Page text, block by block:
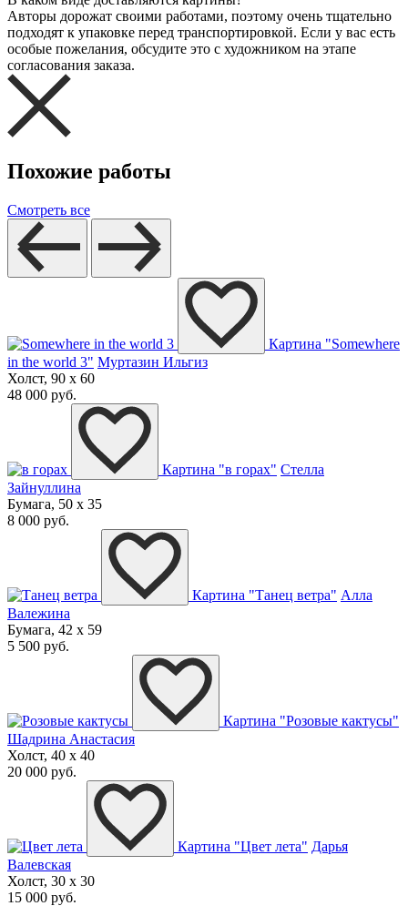
Авторы дорожат своими работами, поэтому очень тщательно
подходят к упаковке перед транспортировкой. Если у вас есть
особые пожелания, обсудите это с художником на этапе
согласования заказа.
Похожие работы
Смотреть все
Картина "Somewhere
in the world 3" Муртазин Ильгиз
Холст, 90 x 60
48 000 руб.
Картина "в горах" Стелла
Зайнуллина
Бумага, 50 x 35
8 000 руб.
Картина "Танец ветра" Алла
Валежина
Бумага, 42 x 59
5 500 руб.
Картина "Розовые кактусы"
Шадрина Анастасия
Холст, 40 x 40
20 000 руб.
Картина "Цвет лета" Дарья
Валевская
Холст, 30 x 30
15 000 руб.